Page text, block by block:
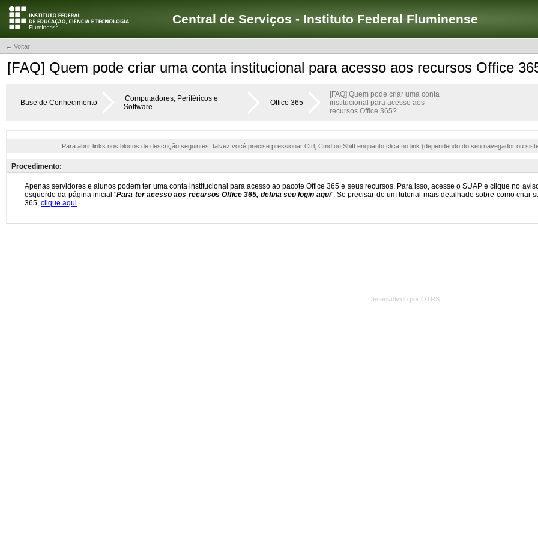
Central de Serviços - Instituto Federal Fluminense
← Voltar
[FAQ] Quem pode criar uma conta institucional para acesso aos recursos Office
Base de Conhecimento
Computadores, Periféricos e
Software
Office 365
[FAQ] Quem pode criar uma conta
institucional para acesso aos
recursos Office 365?
Para abrir links nos blocos de descrição seguintes, talvez você precise pressionar Ctrl, Cmd ou Shift enquanto clica no link (dependendo do seu navegador ou
Procedimento:
Desenvolvido por OTRS